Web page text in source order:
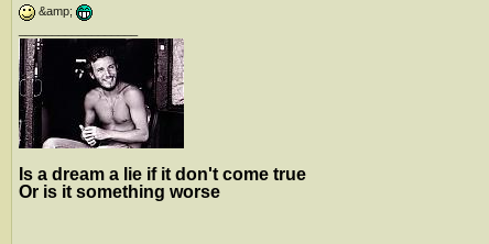
&amp;
Is a dream a lie if it don't come true
Or is it something worse